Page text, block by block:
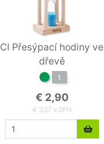
CI Přesýpací hodiny ve
dřevě
1
€ 2,90
€ 3,57 s DPH